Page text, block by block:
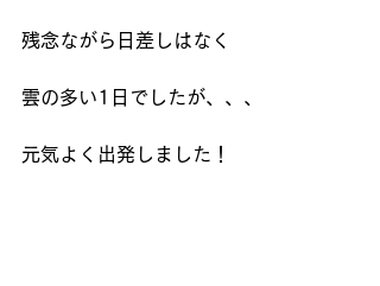
残念ながら日差しはなく
雲の多い1日でしたが、、、
元気よく出発しました！